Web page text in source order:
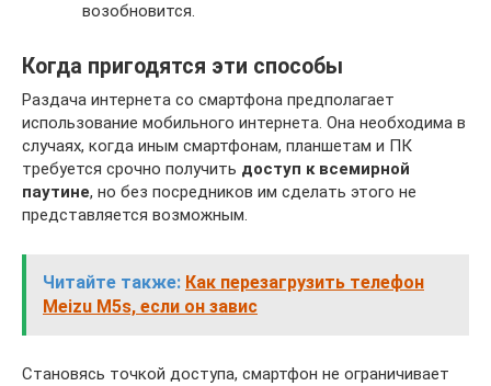
возобновится.
Когда пригодятся эти способы
Раздача интернета со смартфона предполагает
использование мобильного интернета. Она необходима в
случаях, когда иным смартфонам, планшетам и ПК
требуется срочно получить доступ к всемирной
паутине, но без посредников им сделать этого не
представляется возможным.
Читайте также: Как перезагрузить телефон
Meizu M5s, если он завис
Становясь точкой доступа, смартфон не ограничивает